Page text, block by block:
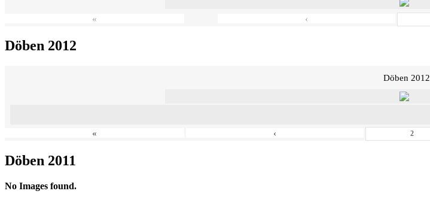
« ‹
Döben 2012
Döben 2012
« ‹
Döben 2011
No Images found.